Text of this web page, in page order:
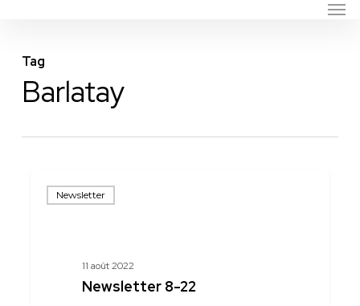
content
Tag
Barlatay
Newsletter
11 août 2022
Newsletter 8-22